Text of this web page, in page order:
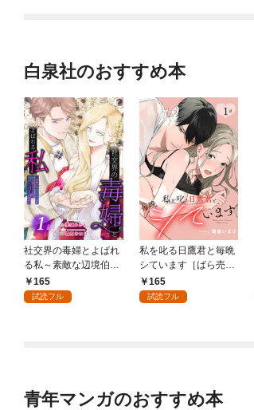
白泉社のおすすめ本
社交界の毒婦とよばれ
る私～素敵な辺境伯令
息に腕を折られたの
で、責任とってもらい
165
試読フル
私を叱る日鷹君と毎晩
シています［ばら売
り］ 第1話
165
試読フル
青年マンガのおすすめ本